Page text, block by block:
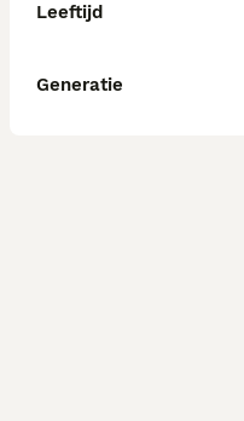
Leeftijd
Generatie